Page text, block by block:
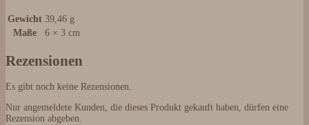
Gewicht 39,46 g
Maße
6 × 3 cm
Rezensionen
Es gibt noch keine Rezensionen.
Nur angemeldete Kunden, die dieses Produkt gekauft haben, dürfen eine
Rezension abgeben.